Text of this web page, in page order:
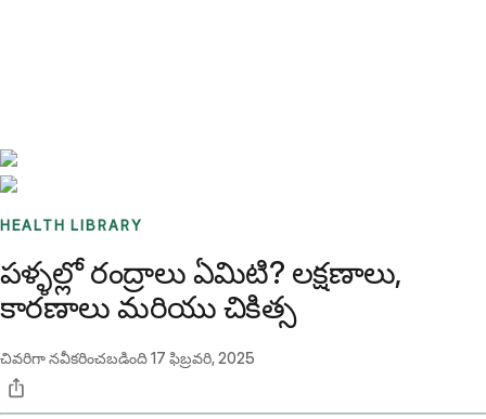
HEALTH LIBRARY
పళ్ళల్లో రంద్రాలు ఏమిటి? లక్షణాలు,
కారణాలు మరియు చికిత్స
చివరిగా నవీకరించబడింది17 ఫిబ్రవరి, 2025